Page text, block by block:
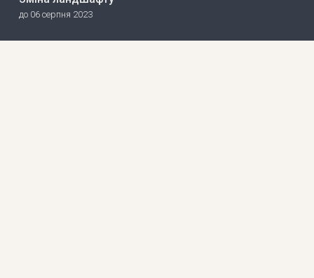
до 06 серпня 2023